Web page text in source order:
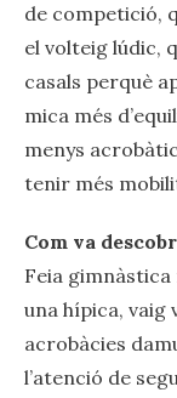
de competició,
el volteig lúdic,
casals perquè
mica més
menys
tenir més
Com va
Feia
una hípica, vaig
acrobàcies
l’atenció de